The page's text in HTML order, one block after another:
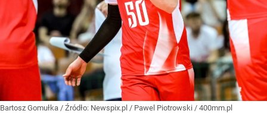
Bartosz Gomułka / Źródło: Newspix.pl / Pawel Piotrowski / 400mm.pl